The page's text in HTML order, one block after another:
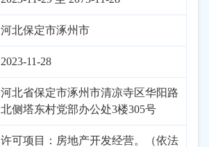
河北保定市涿州市
2023-11-28
河北省保定市涿州市清凉寺区华阳路
北侧塔东村党部办公处3楼305号
许可项目：房地产开发经营。（依法